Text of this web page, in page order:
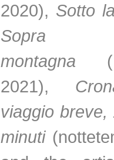
2020), Sotto
montagna
2021),
viaggio breve,
minuti